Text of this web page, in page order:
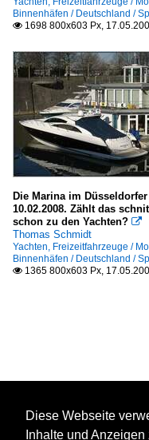
Binnenhäfen / Deutschland /
 1698 800x603 Px,
Die Marina im
10.02.2008. Zählt das
schon zu den Yachten? 
Thomas Schmidt
Yachten, Freizeitfahrzeuge /
Binnenhäfen / Deutschland /
 1365 800x603 Px,
Diese Webseite
Inhalte und